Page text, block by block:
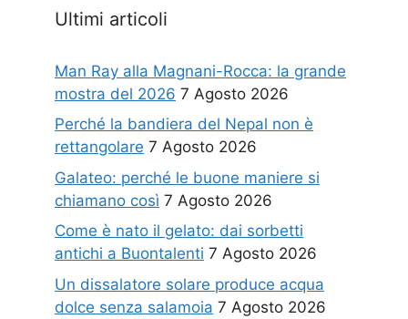
Ultimi articoli
Man Ray alla Magnani-Rocca: la grande
mostra del 2026 7 Agosto 2026
Perché la bandiera del Nepal non è
rettangolare 7 Agosto 2026
Galateo: perché le buone maniere si
chiamano così 7 Agosto 2026
Come è nato il gelato: dai sorbetti
antichi a Buontalenti 7 Agosto 2026
Un dissalatore solare produce acqua
dolce senza salamoia 7 Agosto 2026